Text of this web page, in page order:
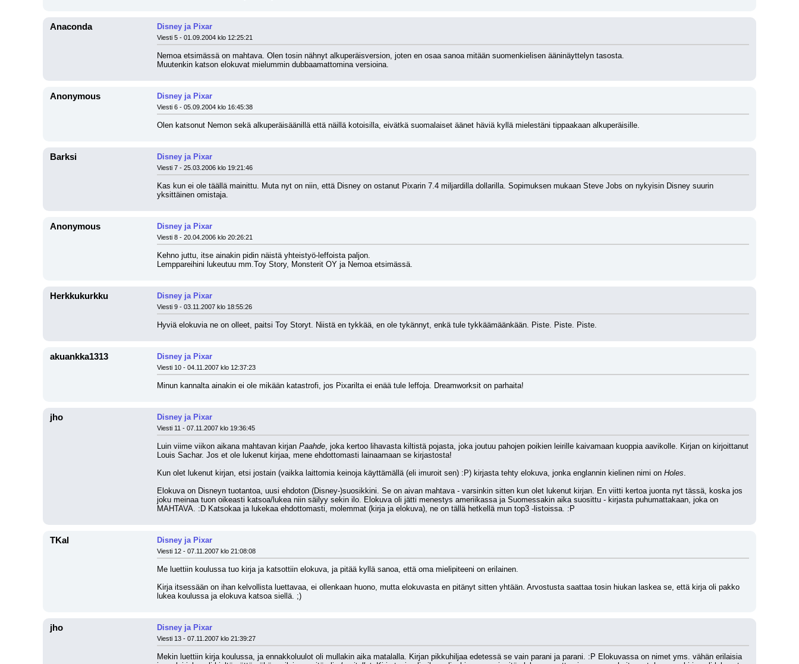
Anaconda Disney ja Pixar
Viesti 5 - 01.09.2004 klo 12:25:21
Nemoa etsimässä on mahtava. Olen tosin nähnyt alkuperäisversion, joten en osaa sanoa mitään suomenkielisen ääninäyttelyn tasosta.
Muutenkin katson elokuvat mielummin dubbaamattomina versioina.
Anonymous Disney ja Pixar
Viesti 6 - 05.09.2004 klo 16:45:38
Olen katsonut Nemon sekä alkuperäisäänillä että näillä kotoisilla, eivätkä suomalaiset äänet häviä kyllä mielestäni tippaakaan alkuperäisille.
Barksi Disney ja Pixar
Viesti 7 - 25.03.2006 klo 19:21:46
Kas kun ei ole täällä mainittu. Muta nyt on niin, että Disney on ostanut Pixarin 7.4 miljardilla dollarilla. Sopimuksen mukaan Steve Jobs on nykyisin Disney suurin
yksittäinen omistaja.
Anonymous Disney ja Pixar
Viesti 8 - 20.04.2006 klo 20:26:21
Kehno juttu, itse ainakin pidin näistä yhteistyö-leffoista paljon.
Lemppareihini lukeutuu mm.Toy Story, Monsterit OY ja Nemoa etsimässä.
Herkkukurkku Disney ja Pixar
Viesti 9 - 03.11.2007 klo 18:55:26
Hyviä elokuvia ne on olleet, paitsi Toy Storyt. Niistä en tykkää, en ole tykännyt, enkä tule tykkäämäänkään. Piste. Piste. Piste.
akuankka1313 Disney ja Pixar
Viesti 10 - 04.11.2007 klo 12:37:23
Minun kannalta ainakin ei ole mikään katastrofi, jos Pixarilta ei enää tule leffoja. Dreamworksit on parhaita!
jho Disney ja Pixar
Viesti 11 - 07.11.2007 klo 19:36:45
Luin viime viikon aikana mahtavan kirjan Paahde, joka kertoo lihavasta kiltistä pojasta, joka joutuu pahojen poikien leirille kaivamaan kuoppia aavikolle. Kirjan on kirjoittanut
Louis Sachar. Jos et ole lukenut kirjaa, mene ehdottomasti lainaamaan se kirjastosta!
Kun olet lukenut kirjan, etsi jostain (vaikka laittomia keinoja käyttämällä (eli imuroit sen) :P) kirjasta tehty elokuva, jonka englannin kielinen nimi on Holes.
Elokuva on Disneyn tuotantoa, uusi ehdoton (Disney-)suosikkini. Se on aivan mahtava - varsinkin sitten kun olet lukenut kirjan. En viitti kertoa juonta nyt tässä, koska jos
joku meinaa tuon oikeasti katsoa/lukea niin säilyy sekin ilo. Elokuva oli jätti menestys ameriikassa ja Suomessakin aika suosittu - kirjasta puhumattakaan, joka on
MAHTAVA. :D Katsokaa ja lukekaa ehdottomasti, molemmat (kirja ja elokuva), ne on tällä hetkellä mun top3 -listoissa. :P
TKal Disney ja Pixar
Viesti 12 - 07.11.2007 klo 21:08:08
Me luettiin koulussa tuo kirja ja katsottiin elokuva, ja pitää kyllä sanoa, että oma mielipiteeni on erilainen.
Kirja itsessään on ihan kelvollista luettavaa, ei ollenkaan huono, mutta elokuvasta en pitänyt sitten yhtään. Arvostusta saattaa tosin hiukan laskea se, että kirja oli pakko
lukea koulussa ja elokuva katsoa siellä. ;)
jho Disney ja Pixar
Viesti 13 - 07.11.2007 klo 21:39:27
Mekin luettiin kirja koulussa, ja ennakkoluulot oli mullakin aika matalalla. Kirjan pikkuhiljaa edetessä se vain parani ja parani. :P Elokuvassa on nimet yms. vähän erilaisia